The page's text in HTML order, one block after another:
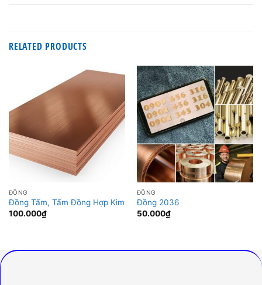
RELATED PRODUCTS
ĐỒNG
Đồng Tấm, Tấm Đồng Hợp Kim
100.000₫
ĐỒNG
Đồng 2036
50.000₫